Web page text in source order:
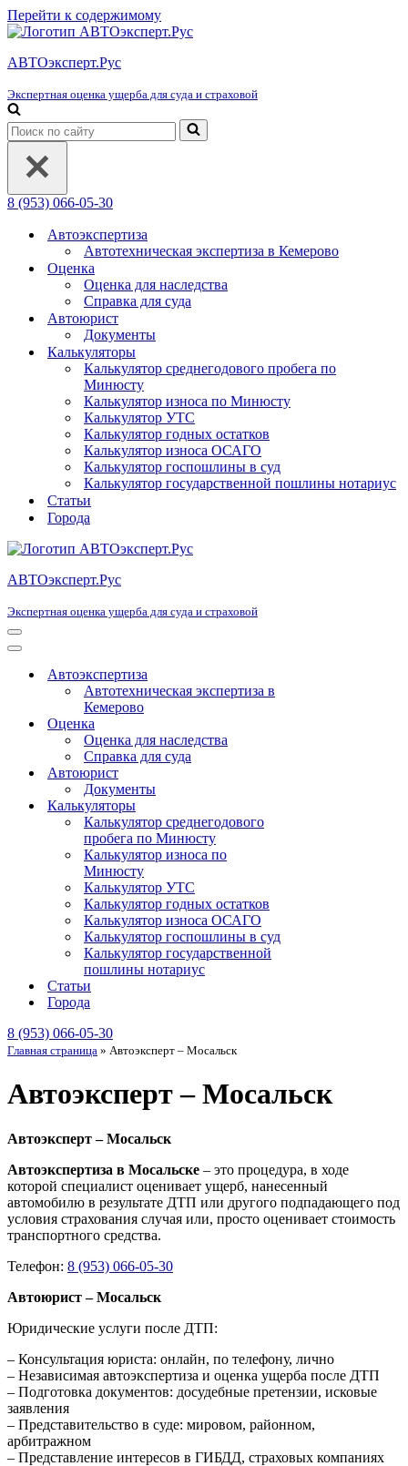
Перейти к содержимому
АВТОэксперт.Рус
Экспертная оценка ущерба для суда и страховой
Искать...
8 (953) 066-05-30
Автоэкспертиза
Автотехническая экспертиза в Кемерово
Оценка
Оценка для наследства
Справка для суда
Автоюрист
Документы
Калькуляторы
Калькулятор среднегодового пробега по
Минюсту
Калькулятор износа по Минюсту
Калькулятор УТС
Калькулятор годных остатков
Калькулятор износа ОСАГО
Калькулятор госпошлины в суд
Калькулятор государственной пошлины нотариус
Статьи
Города
АВТОэксперт.Рус
Экспертная оценка ущерба для суда и страховой
Меню
навигации
Меню
навигацииАвтоэкспертиза
Автотехническая экспертиза в
Кемерово
Оценка
Оценка для наследства
Справка для суда
Автоюрист
Документы
Калькуляторы
Калькулятор среднегодового
пробега по Минюсту
Калькулятор износа по
Минюсту
Калькулятор УТС
Калькулятор годных остатков
Калькулятор износа ОСАГО
Калькулятор госпошлины в суд
Калькулятор государственной
пошлины нотариус
Статьи
Города
8 (953) 066-05-30
Главная страница » Автоэксперт – Мосальск
Автоэксперт – Мосальск
Автоэксперт – Мосальск
Автоэкспертиза в Мосальске – это процедура, в ходе
которой специалист оценивает ущерб, нанесенный
автомобилю в результате ДТП или другого подпадающего под
условия страхования случая или, просто оценивает стоимость
транспортного средства.
Телефон: 8 (953) 066-05-30
Автоюрист – Мосальск
Юридические услуги после ДТП:
– Консультация юриста: онлайн, по телефону, лично
– Независимая автоэкспертиза и оценка ущерба после ДТП
– Подготовка документов: досудебные претензии, исковые
заявления
– Представительство в суде: мировом, районном,
арбитражном
– Представление интересов в ГИБДД, страховых компаниях